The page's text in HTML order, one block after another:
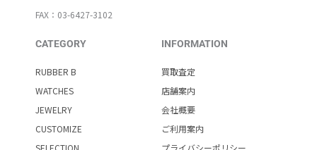
FAX：03-6427-3102
CATEGORY
RUBBER B
WATCHES
JEWELRY
CUSTOMIZE
INFORMATION
買取査定
店舗案内
会社概要
ご利用案内